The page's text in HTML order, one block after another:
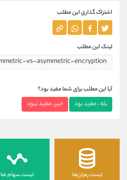
اشتراک گذاری این مطلب
لینک این مطلب
آیا این مطلب برای شما مفید بود؟
بله ، مفید بود خیر ، مفید نبود
لیست رمزارزها لیست سهام ها